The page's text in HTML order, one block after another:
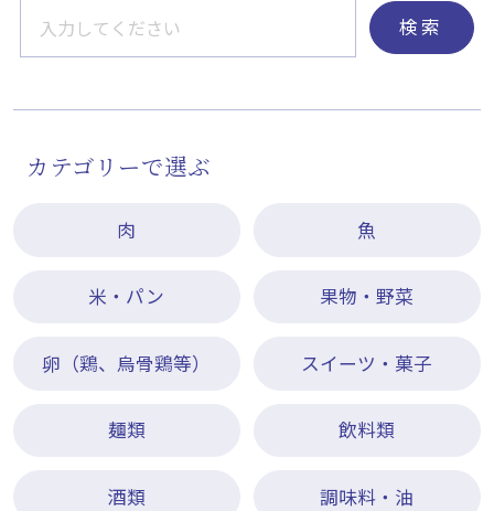
検索
カテゴリーで選ぶ
肉 魚
米・パン 果物・野菜
卵（鶏、烏骨鶏等） スイーツ・菓子
麺類 飲料類
酒類 調味料・油